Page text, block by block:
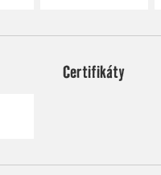
Certifikáty